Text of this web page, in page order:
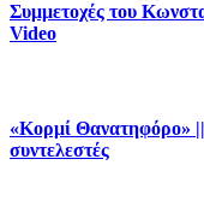
Συμμετοχές του
Video
«Κορμί Θανατηφόρο» ||
συντελεστές